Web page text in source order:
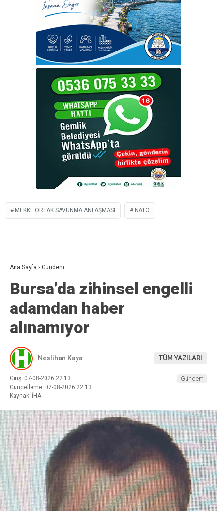
MEKKE ORTAK SAVUNMA ANLAŞMASI NATO
Ana Sayfa › Gündem
Bursa’da zihinsel engelli
adamdan haber
alınamıyor
Neslihan Kaya TÜM YAZILARI
Giriş: 07-08-2026 22:13
Güncelleme: 07-08-2026 22:13
Kaynak: İHA
Gündem